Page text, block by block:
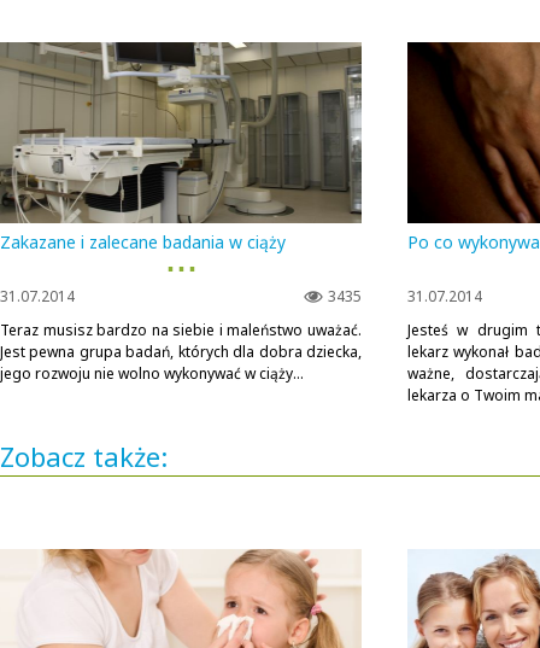
Zakazane i zalecane badania w ciąży
▪ ▪ ▪
3435
31.07.2014
Teraz musisz bardzo na siebie i maleństwo uważać.
Jest pewna grupa badań, których dla dobra dziecka,
jego rozwoju nie wolno wykonywać w ciąży...
Po co
31.07.2014
Jesteś w drugim
lekarz wykonał
ważne,
lekarza o Twoim
Zobacz także: